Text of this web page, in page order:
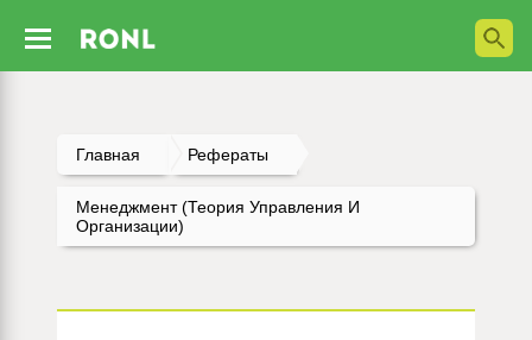
Главная Рефераты
Менеджмент (Теория Управления И
Организации)